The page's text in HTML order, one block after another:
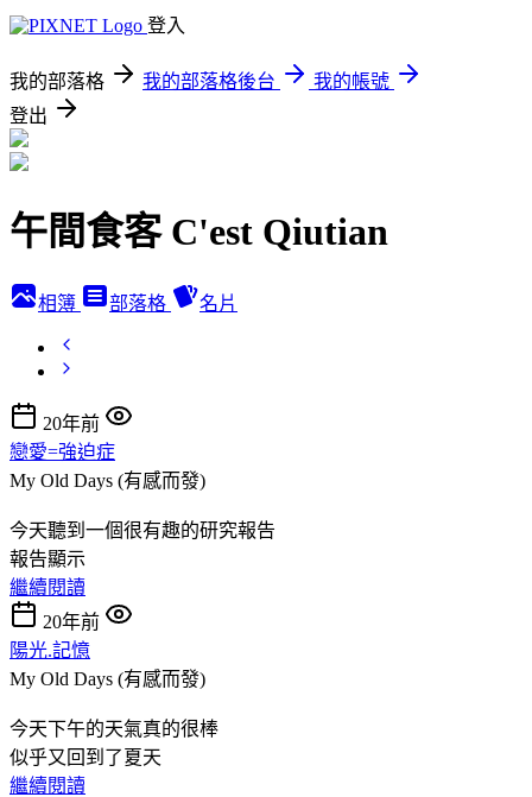
登入
我的部落格 我的部落格後台
我的帳號
登出
午間食客 C'est Qiutian
相簿 部落格 名片
20年前
戀愛=強迫症
My Old Days (有感而發)
今天聽到一個很有趣的研究報告
報告顯示
繼續閱讀
20年前
陽光.記憶
My Old Days (有感而發)
今天下午的天氣真的很棒
似乎又回到了夏天
繼續閱讀